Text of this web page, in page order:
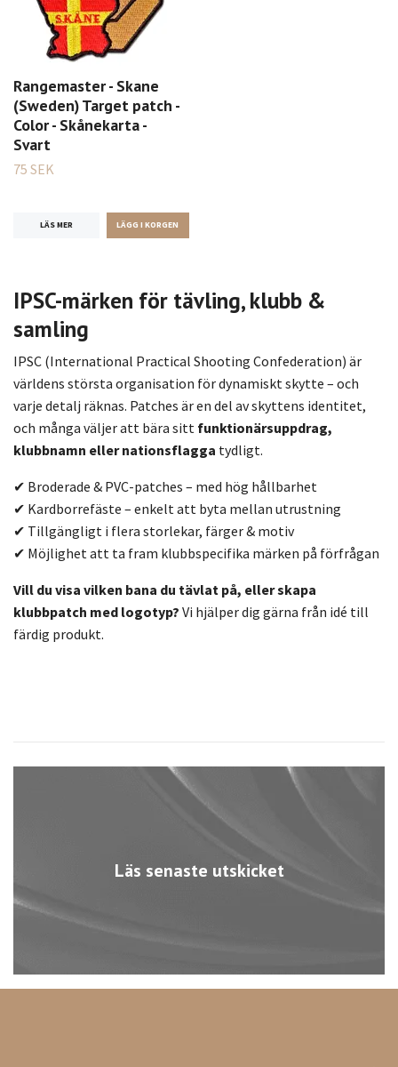
Läs senaste utskicket
Rangemaster - Skane
(Sweden) Target patch -
Color - Skånekarta -
Svart
75 SEK
LÄS MER
IPSC-märken för tävling, klubb &
samling
IPSC (International Practical Shooting Confederation) är
världens största organisation för dynamiskt skytte – och
varje detalj räknas. Patches är en del av skyttens identitet,
och många väljer att bära sitt funktionärsuppdrag,
klubbnamn eller nationsflagga tydligt.
✔ Broderade & PVC-patches – med hög hållbarhet
✔ Kardborrefäste – enkelt att byta mellan utrustning
✔ Tillgängligt i flera storlekar, färger & motiv
✔ Möjlighet att ta fram klubbspecifika märken på förfrågan
Vill du visa vilken bana du tävlat på, eller skapa
klubbpatch med logotyp? Vi hjälper dig gärna från idé till
färdig produkt.